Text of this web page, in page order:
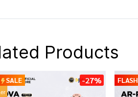
Products
SALE -27% FLASH